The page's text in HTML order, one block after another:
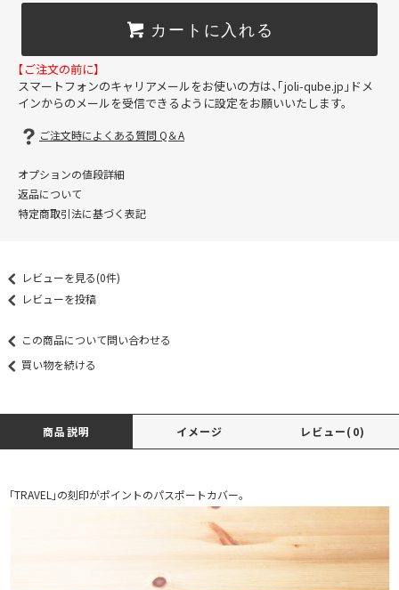
カートに入れる
【ご注文の前に】
スマートフォンのキャリアメールをお使いの方は、「joli-qube.jp」ドメ
インからのメールを受信できるように設定をお願いいたします。
ご注文時によくある質問 Q＆A
オプションの値段詳細
返品について
特定商取引法に基づく表記
レビューを見る(0件)
レビューを投稿
この商品について問い合わせる
買い物を続ける
商品説明 イメージ レビュー(0)
「TRAVEL」の刻印がポイントのパスポートカバー。